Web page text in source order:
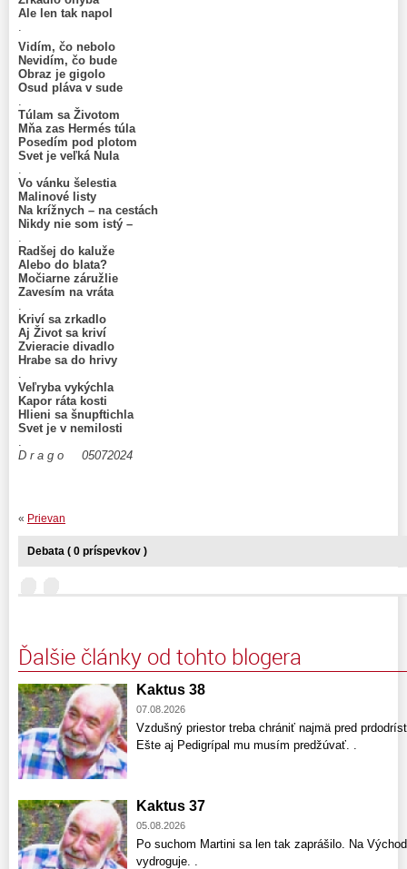
Ale len tak napol
Vidím, čo nebolo
Nevidím, čo bude
Obraz je gigolo
Osud pláva v sude
Túlam sa Životom
Mňa zas Hermés túla
Posedím pod plotom
Svet je veľká Nula
Vo vánku šelestia
Malinové listy
Na krížnych – na cestách
Nikdy nie som istý –
Radšej do kaluže
Alebo do blata?
Močiarne záružlie
Zavesím na vráta
Kriví sa zrkadlo
Aj Život sa kriví
Zvieracie divadlo
Hrabe sa do hrivy
Veľryba vykýchla
Kapor ráta kosti
Hlieni sa šnupftichla
Svet je v nemilosti
D r a g o 05072024
« Prievan
Debata ( 0 príspevkov )
Ďalšie články od tohto blogera
Kaktus 38
07.08.2026
Vzdušný priestor treba chrániť najmä pred
Ešte aj Pedigrípal mu musím predžúvať. .
Kaktus 37
05.08.2026
Po suchom Martini sa len tak zaprášilo. Na
vydroguje. .